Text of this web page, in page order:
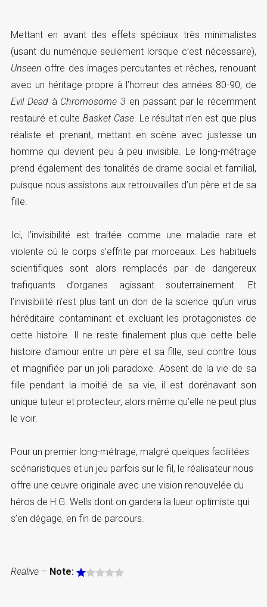
Mettant en avant des effets spéciaux très minimalistes
(usant du numérique seulement lorsque c’est nécessaire),
Unseen offre des images percutantes et rêches, renouant
avec un héritage propre à l’horreur des années 80-90, de
Evil Deadà Chromosome 3 en passant par le récemment
restauré et culte Basket Case. Le résultat n’en est que plus
réaliste et prenant, mettant en scène avec justesse un
homme qui devient peu à peu invisible. Le long-métrage
prend également des tonalités de drame social et familial,
puisque nous assistons aux retrouvailles d’un père et de sa
fille.
Ici, l’invisibilité est traitée comme une maladie rare et
violente où le corps s’effrite par morceaux. Les habituels
scientifiques sont alors remplacés par de dangereux
trafiquants d’organes agissant souterrainement. Et
l’invisibilité n’est plus tant un don de la science qu’un virus
héréditaire contaminant et excluant les protagonistes de
cette histoire. Il ne reste finalement plus que cette belle
histoire d’amour entre un père et sa fille, seul contre tous
et magnifiée par un joli paradoxe. Absent de la vie de sa
fille pendant la moitié de sa vie, il est dorénavant son
unique tuteur et protecteur, alors même qu’elle ne peut plus
le voir.
Pour un premier long-métrage, malgré quelques facilitées
scénaristiques et un jeu parfois sur le fil, le réalisateur nous
offre une œuvre originale avec une vision renouvelée du
héros de H.G. Wells dont on gardera la lueur optimiste qui
s’en dégage, en fin de parcours.
Realive– Note: